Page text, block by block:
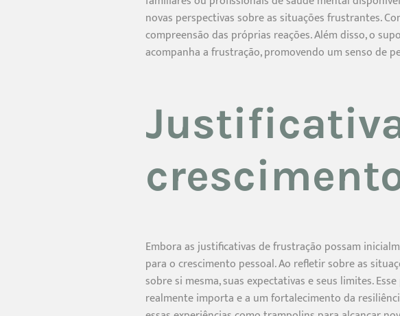
novas perspectivas sobre as situações frustrantes.
compreensão das próprias reações. Além disso, o
acompanha a frustração, promovendo um senso de
Embora as justificativas de frustração possam
para o crescimento pessoal. Ao refletir sobre as
sobre si mesma, suas expectativas e seus limites.
realmente importa e a um fortalecimento da